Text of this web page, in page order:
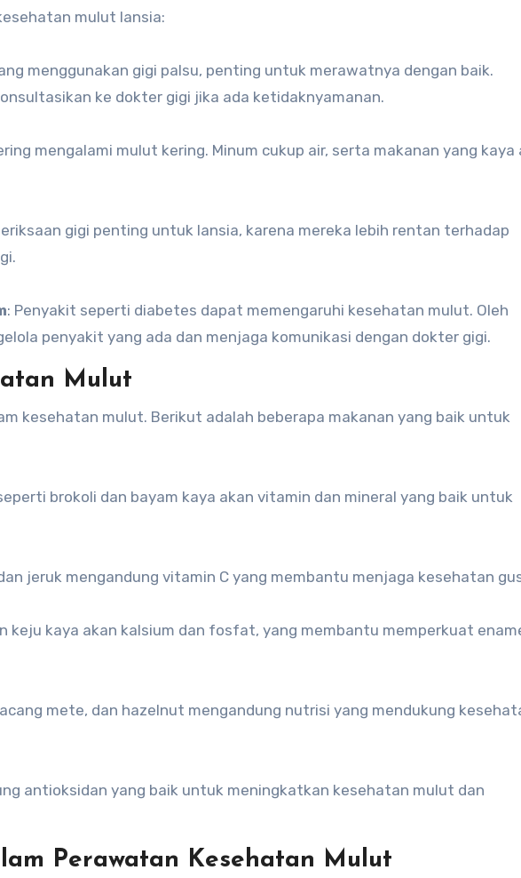
mulut lansia:
menggunakan gigi palsu, penting untuk merawatnya dengan baik.
ke dokter gigi jika ada ketidaknyamanan.
mengalami mulut kering. Minum cukup air, serta makanan yang kaya
gigi penting untuk lansia, karena mereka lebih rentan terhadap
: Penyakit seperti diabetes dapat memengaruhi kesehatan mulut. Oleh
penyakit yang ada dan menjaga komunikasi dengan dokter gigi.
Mulut
kesehatan mulut. Berikut adalah beberapa makanan yang baik untuk
brokoli dan bayam kaya akan vitamin dan mineral yang baik untuk
jeruk mengandung vitamin C yang membantu menjaga kesehatan
keju kaya akan kalsium dan fosfat, yang membantu memperkuat
mete, dan hazelnut mengandung nutrisi yang mendukung
antioksidan yang baik untuk meningkatkan kesehatan mulut dan
Perawatan Kesehatan Mulut